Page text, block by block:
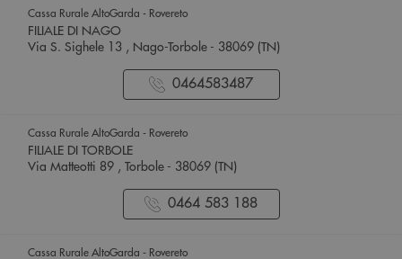
Cassa Rurale AltoGarda - Rovereto
FILIALE DI NAGO
Via S. Sighele 13 , Nago-Torbole - 38069 (TN)
0464583487
Cassa Rurale AltoGarda - Rovereto
FILIALE DI TORBOLE
Via Matteotti 89 , Torbole - 38069 (TN)
0464 583 188
Cassa Rurale AltoGarda - Rovereto